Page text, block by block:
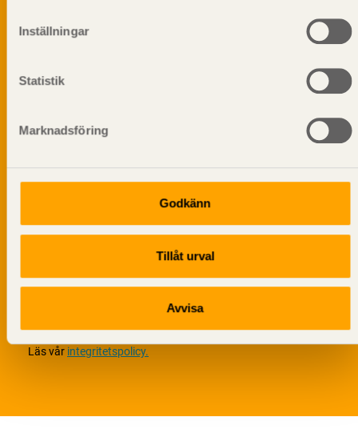
Inställningar
Statistik
Marknadsföring
Godkänn
Tillåt urval
Avvisa
informationsutskick!
Vi värnar om personlig integritet vilket innebär att dina
Genom att klicka på skicka lämnar du ditt samtycke.
Läs vår integritetspolicy.